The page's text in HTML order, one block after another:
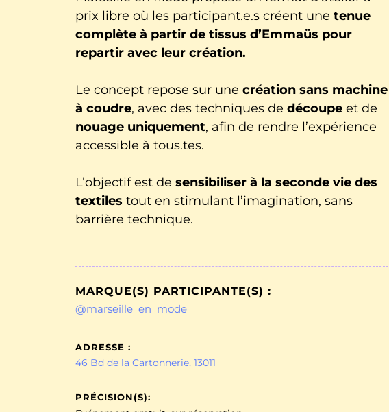
prix libre où les participant.e.s créent une tenue
complète à partir de tissus d’Emmaüs pour
repartir avec leur création.
Le concept repose sur une création sans machine
à coudre, avec des techniques de découpe et de
nouage uniquement, afin de rendre l’expérience
accessible à tous.tes.
L’objectif est de sensibiliser à la seconde vie des
textiles tout en stimulant l’imagination, sans
barrière technique.
MARQUE(S) PARTICIPANTE(S) :
@marseille_en_mode
ADRESSE :
46 Bd de la Cartonnerie, 13011
PRÉCISION(S):